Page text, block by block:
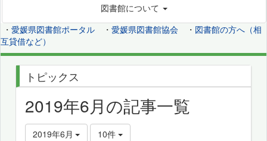
図書館について
・ 愛媛県図書館ポータル ・ 愛媛県図書館協会 ・ 図書館の方へ（相
互貸借など）
トピックス
2019年6月の記事一覧
2019年6月 10件